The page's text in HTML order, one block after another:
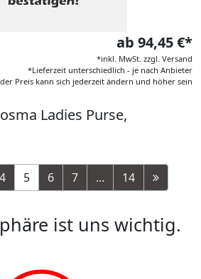
ab 94,45 €*
*inkl. MwSt. zzgl. Versand
*Lieferzeit unterschiedlich - je nach Anbieter
Preis kann sich jederzeit ändern und höher sein
Ladies Purse,
4 5 6 7 ... 14
ist uns wichtig.